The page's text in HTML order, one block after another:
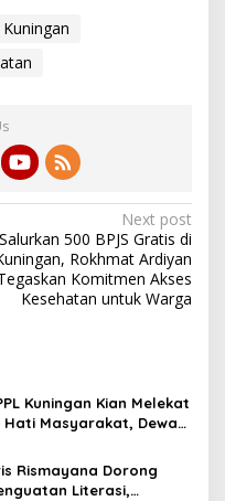
Next post
Salurkan 500 BPJS Gratis di
Rokhmat Ardiyan
Komitmen Akses
Kesehatan untuk Warga
Kuningan Kian Melekat
Hati Masyarakat, Dewas
Rismayana Dorong
Literasi,